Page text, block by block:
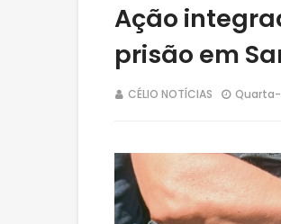
Ação
prisão em
CÉLIO NOTÍCIAS Quarta-